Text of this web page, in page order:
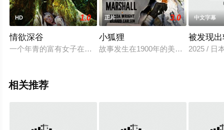
HD 1.0
情欲深谷
一个年青的富有女子在新几内亚从事出口贸易，她过着沉闷的
正片 3.0
小狐狸
故事发生在1900年的美国南方，瑞吉
中文字幕
被发现
2025 / 日
相关推荐